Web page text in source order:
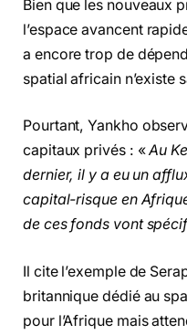
Bien que les nouveaux
l’espace avancent
a encore trop de
spatial africain n’existe
Pourtant, Yankho
capitaux privés : «Au
dernier, il y a eu un
capital-risque en
de ces fonds vont
Il cite l’exemple de
britannique dédié au
pour l’Afrique mais